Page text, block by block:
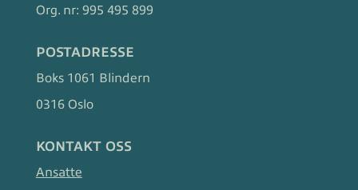
Org. nr: 995 495 899
POSTADRESSE
Boks 1061 Blindern
0316 Oslo
KONTAKT OSS
Ansatte